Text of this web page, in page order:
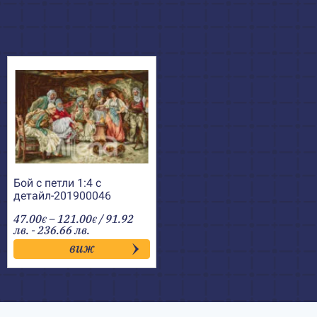
Бой с петли 1:4 с
детайл-201900046
47.00€ –121.00€Price
range:
47.00€
through
121.00€
/ 91.92
лв. - 236.66 лв.
виж